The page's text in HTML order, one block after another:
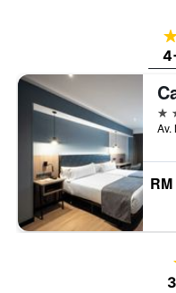
4